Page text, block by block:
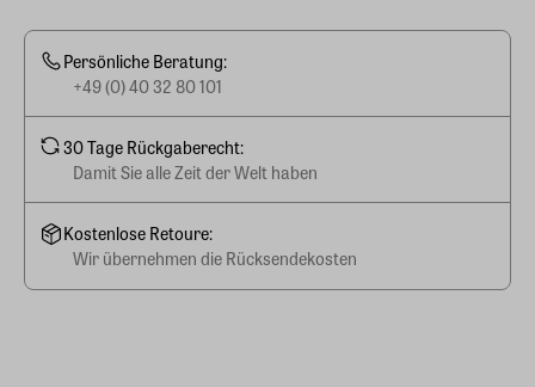
Persönliche Beratung:
+49 (0) 40 32 80 101
30 Tage Rückgaberecht:
Damit Sie alle Zeit der Welt haben
Kostenlose Retoure:
Wir übernehmen die Rücksendekosten